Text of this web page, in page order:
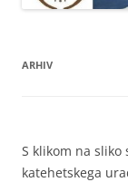
ARHIV
S klikom na sliko
katehetskega